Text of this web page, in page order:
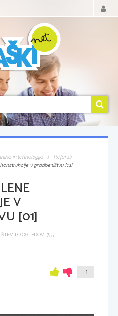
in tehnologija
Referati,
v gradbeništvu [01]
V
[01]
ŠTEVILO OGLEDOV: 755
prikaži meni +1